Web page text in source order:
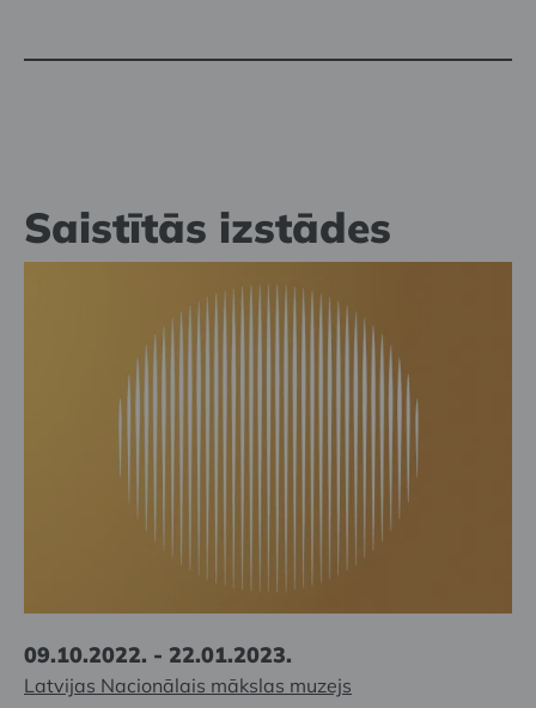
Saistītās izstādes
09.10.2022. - 22.01.2023.
Latvijas Nacionālais mākslas muzejs